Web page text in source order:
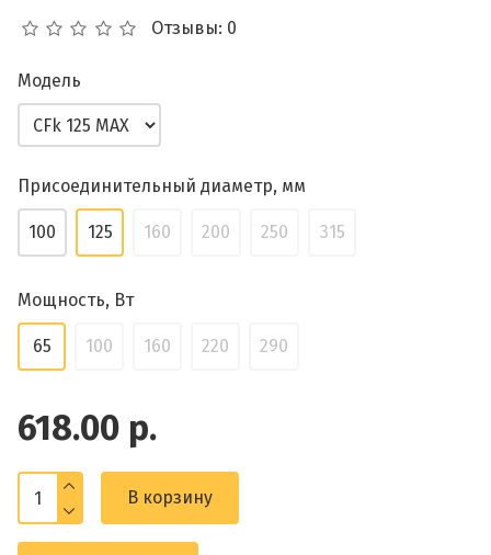
Отзывы: 0
618.00 р.
Модель
Присоединительный диаметр, мм
100 125 160 200 250 315
Мощность, Вт
65 100 160 220 290
В корзину